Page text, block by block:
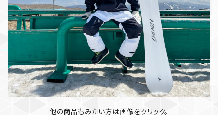
他の商品もみたい方は画像をクリック。